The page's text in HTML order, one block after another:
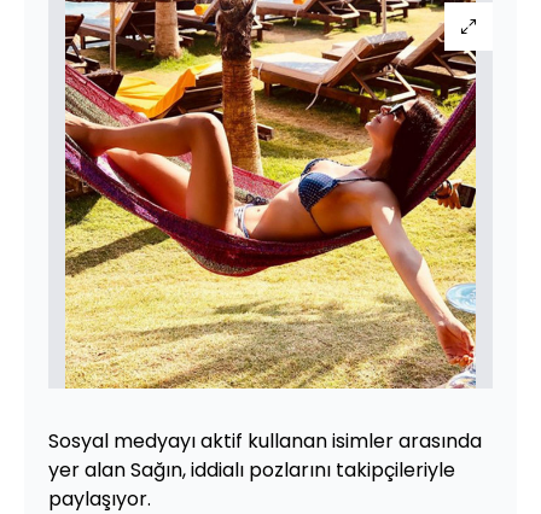
Sosyal medyayı aktif kullanan isimler arasında
yer alan Sağın, iddialı pozlarını takipçileriyle
paylaşıyor.